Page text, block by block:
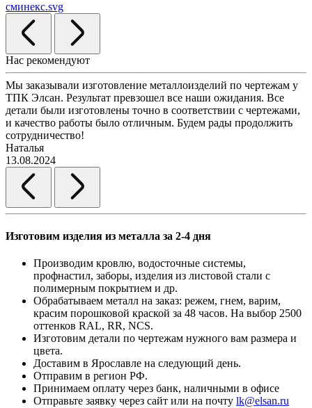
сминекс.svg
Нас рекомендуют
Мы заказывали изготовление металлоизделий по чертежам у
ТПК Элсан. Результат превзошел все наши ожидания. Все
детали были изготовлены точно в соответствии с чертежами,
и качество работы было отличным. Будем рады продолжить
сотрудничество!
Наталья
13.08.2024
Изготовим изделия из металла за 2-4 дня
Производим кровлю, водосточные системы,
профнастил, заборы, изделия из листовой стали с
полимерным покрытием и др.
Обрабатываем металл на заказ: режем, гнем, варим,
красим порошковой краской за 48 часов. На выбор 2500
оттенков RAL, RR, NCS.
Изготовим детали по чертежам нужного вам размера и
цвета.
Доставим в Ярославле на следующий день.
Отправим в регион РФ.
Принимаем оплату через банк, наличными в офисе
Отправьте заявку через сайт или на почту lk@elsan.ru